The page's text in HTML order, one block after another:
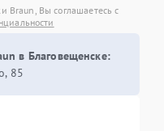
Braun, Вы соглашаетесь с
в Благовещенске:
85